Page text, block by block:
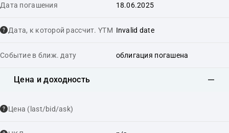
Дата погашения 18.06.2025
Дата, к которой рассчит. YTM Invalid date
Событие в ближ. дату облигация погашена
Цена и доходность
Цена (last/bid/ask)